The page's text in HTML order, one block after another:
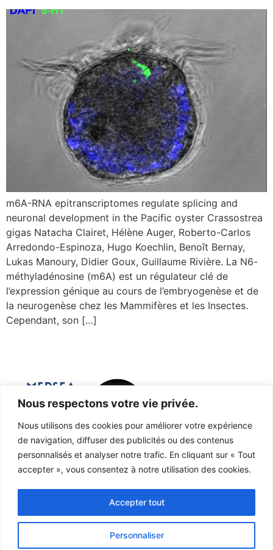
Nous respectons votre vie privée.
Nous utilisons des cookies pour améliorer votre expérience
de navigation, diffuser des publicités ou des contenus
personnalisés et analyser notre trafic. En cliquant sur « Tout
accepter », vous consentez à notre utilisation des cookies.
Personnaliser
Accepter tout
m6A-RNA epitranscriptomes regulate splicing and
neuronal development in the Pacific oyster Crassostrea
gigas Natacha Clairet, Hélène Auger, Roberto-Carlos
Arredondo-Espinoza, Hugo Koechlin, Benoît Bernay,
Lukas Manoury, Didier Goux, Guillaume Rivière. La N6-
méthyladénosine (m6A) est un régulateur clé de
l’expression génique au cours de l’embryogenèse et de
la neurogenèse chez les Mammifères et les Insectes.
Cependant, son […]
Marine Ecosystems and oRganisms
reSEArch
, tous droits réservés | Plan du site |
RéalisationAgence Evvi